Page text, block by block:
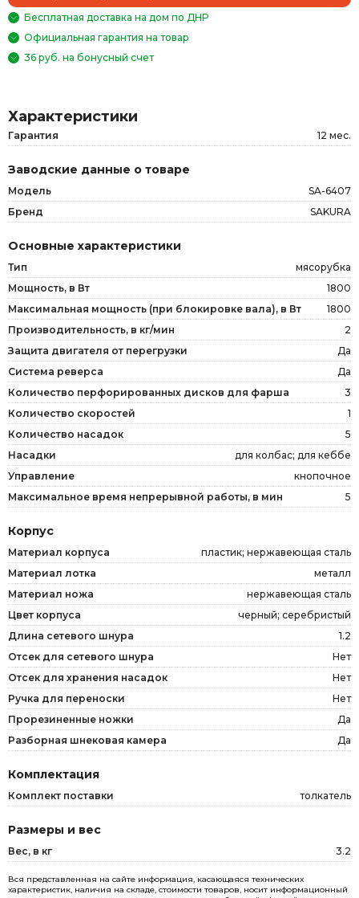
Бесплатная доставка на дом по ДНР
Официальная гарантия на товар
36 руб. на бонусный счет
Характеристики
Гарантия 12 мес.
Заводские данные о товаре
Модель
SA-6407
Бренд
SAKURA
Основные характеристики
Тип
мясорубка
Мощность, в Вт
1800
Максимальная мощность (при блокировке вала), в Вт
1800
Производительность, в кг/мин
2
Защита двигателя от перегрузки
Да
Система реверса
Да
Количество перфорированных дисков для фарша
3
Количество скоростей
1
Количество насадок
5
Насадки
для колбас; для кеббе
Управление
кнопочное
Максимальное время непрерывной работы, в мин
5
Корпус
Материал корпуса
пластик; нержавеющая сталь
Материал лотка
металл
Материал ножа
нержавеющая сталь
Цвет корпуса
черный; серебристый
Длина сетевого шнура
1.2
Отсек для сетевого шнура
Нет
Отсек для хранения насадок
Нет
Ручка для переноски
Нет
Прорезиненные ножки
Да
Разборная шнековая камера
Да
Комплектация
Комплект поставки толкатель
Размеры и вес
Вес, в кг 3.2
Вся представленная на сайте информация, касающаяся технических
характеристик, наличия на складе, стоимости товаров, носит информационный